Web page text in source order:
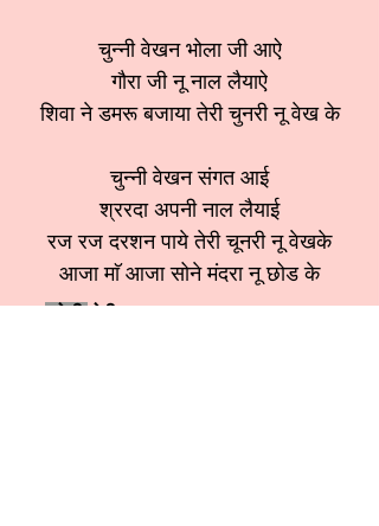
चुन्नी वेखन भोला जी आऐ
गौरा जी नू नाल लैयाऐ
शिवा ने डमरू बजाया तेरी चुनरी नू वेख के
चुन्नी वेखन संगत आई
श्ररदा अपनी नाल लैयाई
रज रज दरशन पाये तेरी चूनरी नू वेखके
आजा माॅ आजा सोने मंदरा नू छोड के
श्रेणी:देवी भजन